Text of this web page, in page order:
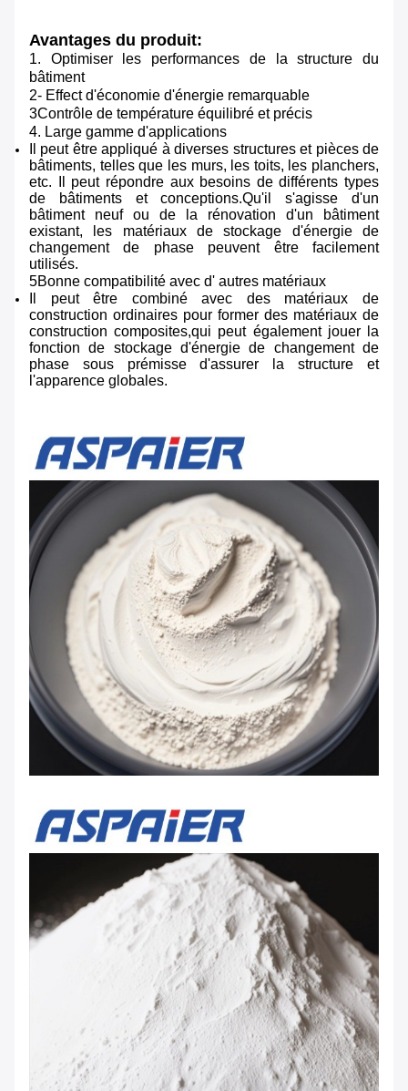
Avantages du produit:
1. Optimiser les performances de la structure du
bâtiment
2- Effect d'économie d'énergie remarquable
3Contrôle de température équilibré et précis
4. Large gamme d'applications
Il peut être appliqué à diverses structures et pièces de
bâtiments, telles que les murs, les toits, les planchers,
etc. Il peut répondre aux besoins de différents types
de bâtiments et conceptions.Qu'il s'agisse d'un
bâtiment neuf ou de la rénovation d'un bâtiment
existant, les matériaux de stockage d'énergie de
changement de phase peuvent être facilement
utilisés.
5Bonne compatibilité avec d' autres matériaux
Il peut être combiné avec des matériaux de
construction ordinaires pour former des matériaux de
construction composites,qui peut également jouer la
fonction de stockage d'énergie de changement de
phase sous prémisse d'assurer la structure et
l'apparence globales.